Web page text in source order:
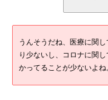
うんそうだね、医療に関
り少ないし、コロナに関
かってることが少ないよね